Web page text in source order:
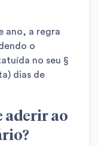
a regra
o
no seu §
dias de
aderir ao